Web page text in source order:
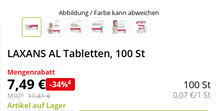
Täglich gut versorgt
Nahrungsergänzung
Sanitätshaus
Sport & Fitness
Abbildung / Farbe kann abweichen
LAXANS AL Tabletten, 100 St
Mengenrabatt
7,49 € -34%4
MRP² 11,41 €
100 St
Grundpreis:
0,07 €/1 St
Artikel auf Lager